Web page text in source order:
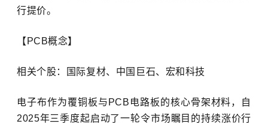
行提价。
【 PCB概念】
相关个股：国际复材、中国巨石、宏和科技
电子布作为覆铜板与 PCB 电路板的核心骨架材料，自
2025年三季度起启动了一轮令市场瞩目的持续涨价行